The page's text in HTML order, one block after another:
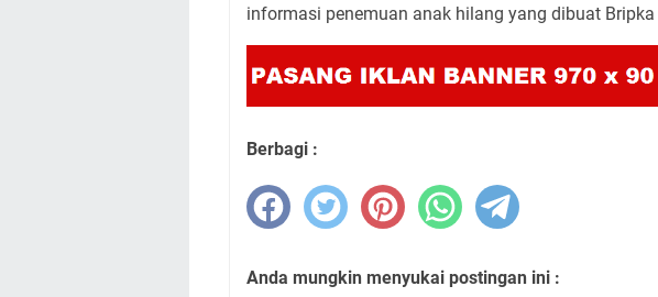
informasi penemuan anak hilang yang dibuat Bripka
Berbagi :
Anda mungkin menyukai postingan ini :